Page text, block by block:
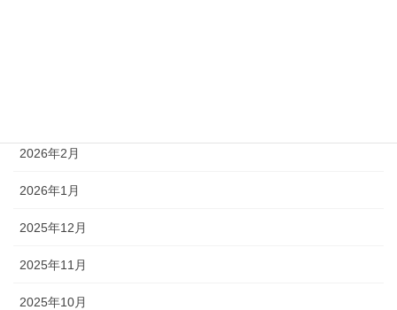
2026年2月
2026年1月
2025年12月
2025年11月
2025年10月